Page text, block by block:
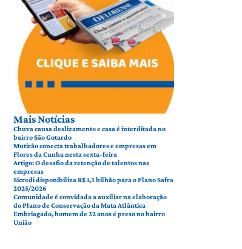
Mais Notícias
Chuva causa deslizamento e casa é interditada no
bairro São Gotardo
Mutirão conecta trabalhadores e empresas em
Flores da Cunha nesta sexta-feira
Artigo: O desafio da retenção de talentos nas
empresas
Sicredi disponibiliza R$ 1,3 bilhão para o Plano Safra
2025/2026
Comunidade é convidada a auxiliar na elaboração
do Plano de Conservação da Mata Atlântica
Embriagado, homem de 32 anos é preso no bairro
União